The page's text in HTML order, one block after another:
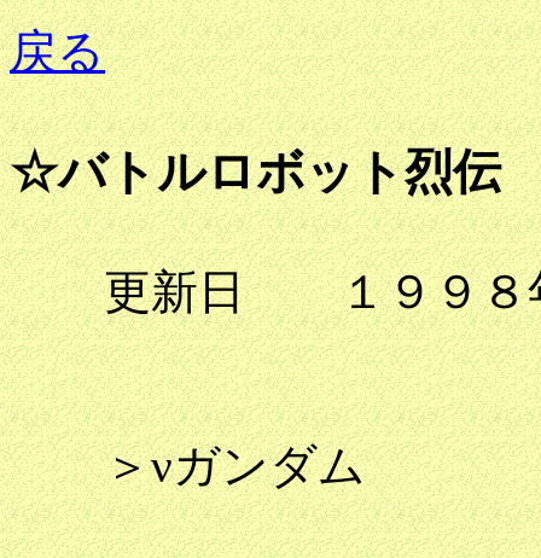
戻る
☆バトルロボット烈伝
更新日 １９９８年
＞νガンダム